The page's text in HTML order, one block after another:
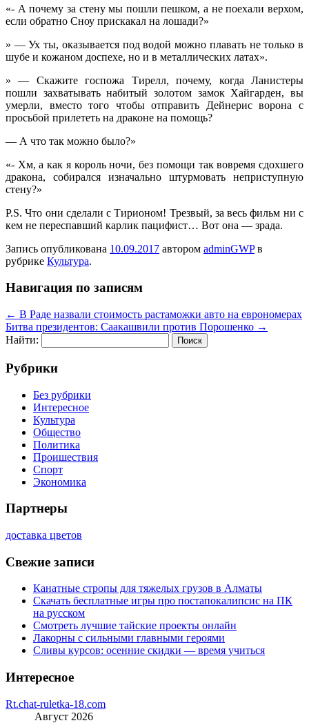
«- А почему за стену мы пошли пешком, а не поехали верхом,
если обратно Сноу прискакал на лошади?»
» — Ух ты, оказывается под водой можно плавать не только в
шубе и кожаном доспехе, но и в металлических латах».
» — Скажите госпожа Тирелл, почему, когда Ланистеры
пошли захватывать набитый золотом замок Хайгарден, вы
умерли, вместо того чтобы отправить Дейнерис ворона с
просьбой прилететь на драконе на помощь?
— А что так можно было?»
«- Хм, а как я король ночи, без помощи так вовремя сдохшего
дракона, собирался изначально штурмовать неприступную
стену?»
P.S. Что они сделали с Тирионом! Трезвый, за весь фильм ни с
кем не переспавший карлик пацифист… Вот она — зрада.
Запись опубликована 10.09.2017 автором adminGWPв
рубрике Культура.
Навигация по записям
← В Раде назвали стоимость растаможки авто на еврономерах
Битва президентов: Саакашвили против Порошенко →
Найти:
Рубрики
Без рубрики
Интересное
Культура
Общество
Политика
Проишествия
Спорт
Экономика
Партнеры
доставка цветов
Свежие записи
Канатные стропы для тяжелых грузов в Алматы
Скачать бесплатные игры про постапокалипсис на ПК
на русском
Смотреть лучшие тайские проекты онлайн
Лакорны с сильными главными героями
Сливы курсов: осенние скидки — время учиться
Интересное
Rt.chat-ruletka-18.com
Август 2026